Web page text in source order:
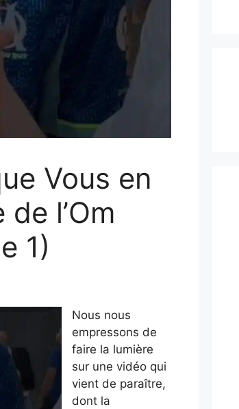
Vous en
l’Om
1)
Nous nous
empressons de
faire la lumière
sur une vidéo qui
vient de paraître,
dont la